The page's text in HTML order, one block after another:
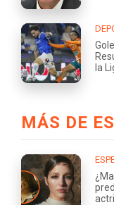
la
MÁS DE